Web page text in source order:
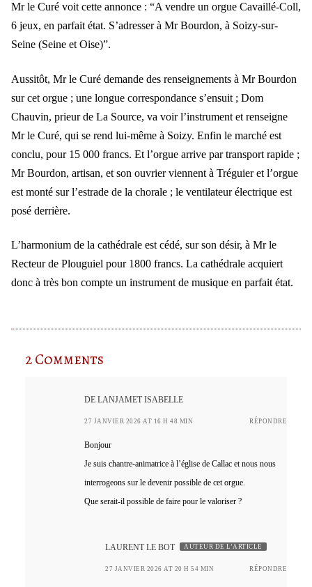
Mr le Curé voit cette annonce : “A vendre un orgue Cavaillé-Coll,
6 jeux, en parfait état. S’adresser à Mr Bourdon, à Soizy-sur-
Seine (Seine et Oise)”.
Aussitôt, Mr le Curé demande des renseignements à Mr Bourdon
sur cet orgue ; une longue correspondance s’ensuit ; Dom
Chauvin, prieur de La Source, va voir l’instrument et renseigne
Mr le Curé, qui se rend lui-même à Soizy. Enfin le marché est
conclu, pour 15 000 francs. Et l’orgue arrive par transport rapide ;
Mr Bourdon, artisan, et son ouvrier viennent à Tréguier et l’orgue
est monté sur l’estrade de la chorale ; le ventilateur électrique est
posé derrière.
L’harmonium de la cathédrale est cédé, sur son désir, à Mr le
Recteur de Plouguiel pour 1800 francs. La cathédrale acquiert
donc à très bon compte un instrument de musique en parfait état.
2 Comments
DE LANJAMET ISABELLE
27 JANVIER 2026 AT 16 H 48 MIN RÉPONDRE
Bonjour
Je suis chantre-animatrice à l’église de Callac et nous nous
interrogeons sur le devenir possible de cet orgue.
Que serait-il possible de faire pour le valoriser ?
LAURENT LE BOT AUTEUR DE L’ARTICLE
27 JANVIER 2026 AT 20 H 54 MIN RÉPONDRE